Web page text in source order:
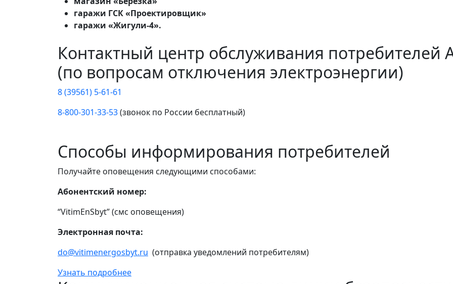
гаражи ГСК «Проектировщик»
гаражи «Жигули-4».
Контактный центр обслуживания потребителей
(по вопросам отключения электроэнергии)
8 (39561) 5-61-61
8-800-301-33-53(звонок по России бесплатный)
Способы информирования потребителей
Получайте оповещения следующими способами:
Абонентский номер:
“VitimEnSbyt” (смс оповещения)
Электронная почта:
do@vitimenergosbyt.ru (отправка уведомлений потребителям)
Узнать подробнее